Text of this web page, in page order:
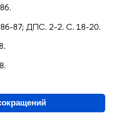
87; ДПС. 2-2. С. 18-20.